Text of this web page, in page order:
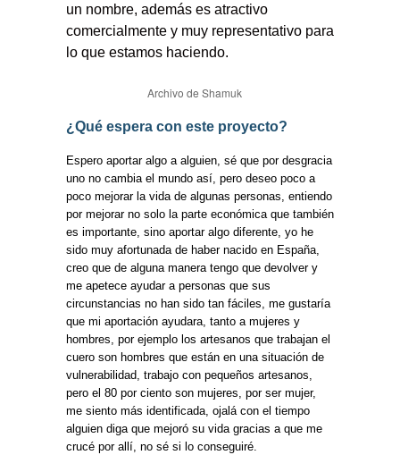
un nombre, además es atractivo
comercialmente y muy representativo para
lo que estamos haciendo.
Archivo de Shamuk
¿Qué espera con este proyecto?
Espero aportar algo a alguien, sé que por desgracia
uno no cambia el mundo así, pero deseo poco a
poco mejorar la vida de algunas personas, entiendo
por mejorar no solo la parte económica que también
es importante, sino aportar algo diferente, yo he
sido muy afortunada de haber nacido en España,
creo que de alguna manera tengo que devolver y
me apetece ayudar a personas que sus
circunstancias no han sido tan fáciles, me gustaría
que mi aportación ayudara, tanto a mujeres y
hombres, por ejemplo los artesanos que trabajan el
cuero son hombres que están en una situación de
vulnerabilidad, trabajo con pequeños artesanos,
pero el 80 por ciento son mujeres, por ser mujer,
me siento más identificada, ojalá con el tiempo
alguien diga que mejoró su vida gracias a que me
crucé por allí, no sé si lo conseguiré.